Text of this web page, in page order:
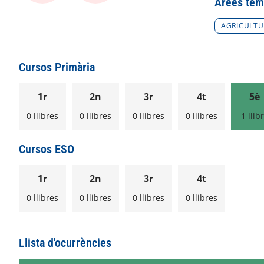
Cursos Primària
1r
0 llibres
2n
0 llibres
3r
0 llibres
4t
0 llibres
5è
1
Cursos ESO
1r
0 llibres
2n
0 llibres
3r
0 llibres
4t
0 llibres
Llista d'ocurrències